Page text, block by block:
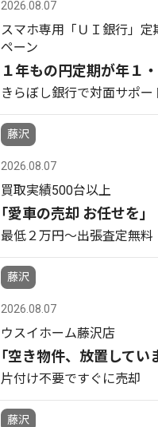
2026.08.07
スマホ専用「ＵＩ銀行」定
ペーン
１年もの円定期が年１
きらぼし銀行で対面サポー
藤沢
2026.08.07
買取実績500台以上
｢愛車の売却 お任せを｣
最低２万円〜出張査定無料
藤沢
2026.08.07
ウスイホーム藤沢店
｢空き物件、放置してい
片付け不要ですぐに売却
藤沢